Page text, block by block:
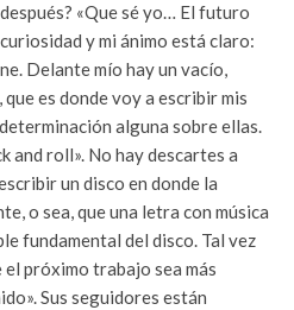
«Que sé yo… El futuro
y mi ánimo está claro:
Delante mío hay un vacío,
es donde voy a escribir mis
alguna sobre ellas.
and roll». No hay descartes a
un disco en donde la
o sea, que una letra con música
fundamental del disco. Tal vez
próximo trabajo sea más
Sus seguidores están